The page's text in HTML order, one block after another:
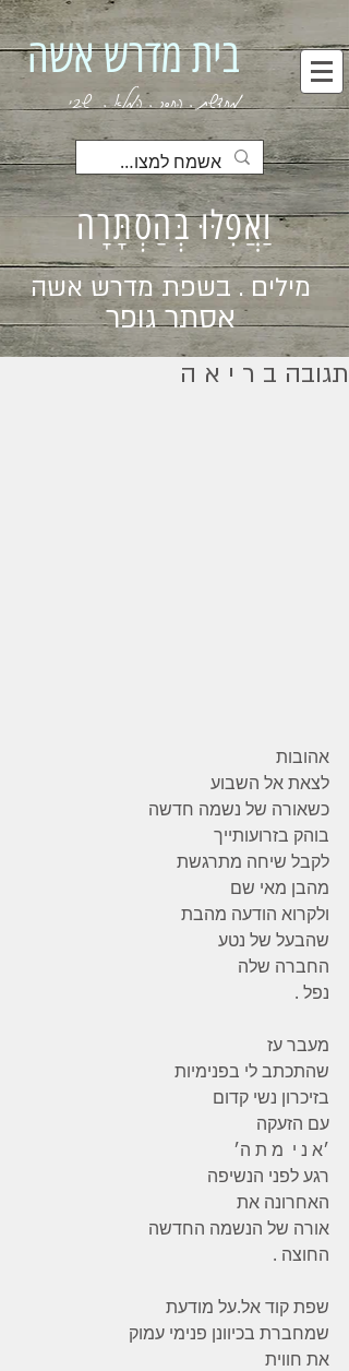
בית מדרש אשה
מחדשת . החסר . המלא . שבי
וַאֲפִלּוּ בְּהַסְתָּרָה
מילים . בשפת מדרש אשה
אסתר גופר
תגובה ב ר י א ה
אהובות
לצאת אל השבוע
כשאורה של נשמה חדשה
בוהק בזרועותייך
לקבל שיחה מתרגשת
מהבן מאי שם
ולקרוא הודעה מהבת
שהבעל של נטע
החברה שלה
נפל .
מעבר עז
שהתכתב לי בפנימיות
בזיכרון נשי קדום
עם הזעקה
׳א נ י  מ ת ה׳
רגע לפני הנשיפה
האחרונה את
אורה של הנשמה החדשה
החוצה .
שפת קוד אל.על מודעת
שמחברת בכיוונן פנימי עמוק
את חווית